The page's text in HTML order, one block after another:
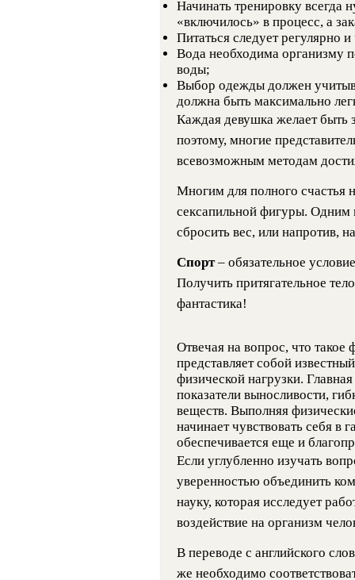
Начинать тренировку всегда
«включилось» в процесс, а
Питаться следует регулярно
Вода необходима организму
воды;
Выбор одежды должен
должна быть максимально
Каждая девушка желает быть
поэтому, многие
всевозможным методам
Многим для полного счастья
сексапильной фигуры.
сбросить вес, или напротив,
Спорт– обязательное
Получить притягательное
фантастика!
Отвечая на вопрос, что такое
представляет собой
физической нагрузки.
показатели выносливости,
веществ. Выполняя
начинает чувствовать себя в
обеспечивается еще и
Если углубленно изучать
уверенностью объединить
науку, которая исследует
воздействие на организм
В переводе с английского
же необходимо